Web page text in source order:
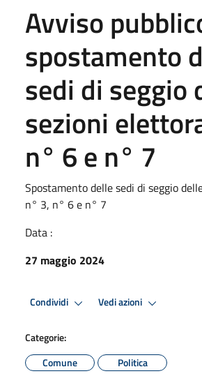
Avviso
spostamento
sedi di seggio
sezioni
n° 6 e n° 7
Spostamento delle sedi di seggio
n° 3, n° 6 e n° 7
Data :
27 maggio 2024
Condividi Vedi azioni
Categorie:
Comune
Politica